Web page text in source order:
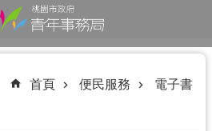
首頁 便民服務 電子書